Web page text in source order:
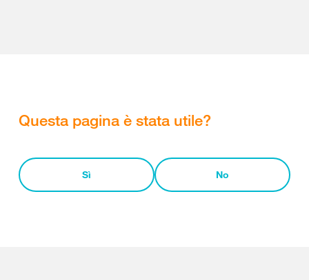
Questa pagina è stata utile?
Sì No